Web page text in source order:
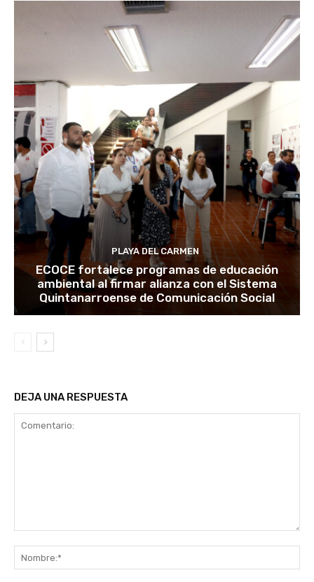
PLAYA DEL CARMEN
ECOCE fortalece programas de educación
ambiental al firmar alianza con el Sistema
Quintanarroense de Comunicación Social
DEJA UNA RESPUESTA